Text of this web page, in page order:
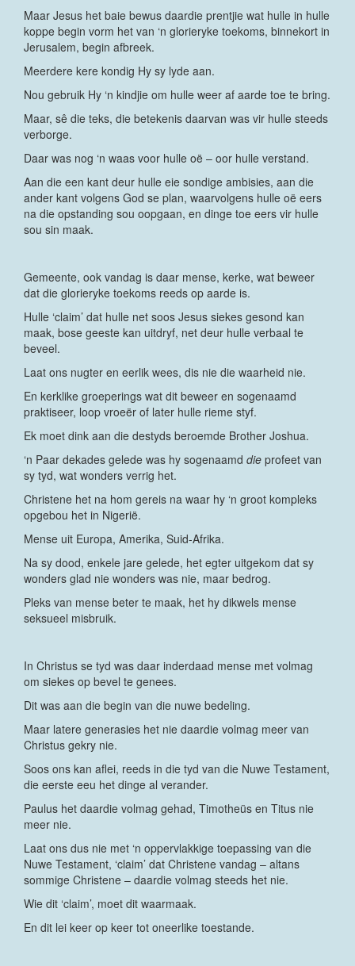
Maar Jesus het baie bewus daardie prentjie wat hulle in hulle
koppe begin vorm het van ‘n glorieryke toekoms, binnekort in
Jerusalem, begin afbreek.
Meerdere kere kondig Hy sy lyde aan.
Nou gebruik Hy ‘n kindjie om hulle weer af aarde toe te bring.
Maar, sê die teks, die betekenis daarvan was vir hulle steeds
verborge.
Daar was nog ‘n waas voor hulle oë – oor hulle verstand.
Aan die een kant deur hulle eie sondige ambisies, aan die
ander kant volgens God se plan, waarvolgens hulle oë eers
na die opstanding sou oopgaan, en dinge toe eers vir hulle
sou sin maak.
Gemeente, ook vandag is daar mense, kerke, wat beweer
dat die glorieryke toekoms reeds op aarde is.
Hulle ‘claim’ dat hulle net soos Jesus siekes gesond kan
maak, bose geeste kan uitdryf, net deur hulle verbaal te
beveel.
Laat ons nugter en eerlik wees, dis nie die waarheid nie.
En kerklike groeperings wat dit beweer en sogenaamd
praktiseer, loop vroeër of later hulle rieme styf.
Ek moet dink aan die destyds beroemde Brother Joshua.
‘n Paar dekades gelede was hy sogenaamd die profeet van
sy tyd, wat wonders verrig het.
Christene het na hom gereis na waar hy ‘n groot kompleks
opgebou het in Nigerië.
Mense uit Europa, Amerika, Suid-Afrika.
Na sy dood, enkele jare gelede, het egter uitgekom dat sy
wonders glad nie wonders was nie, maar bedrog.
Pleks van mense beter te maak, het hy dikwels mense
seksueel misbruik.
In Christus se tyd was daar inderdaad mense met volmag
om siekes op bevel te genees.
Dit was aan die begin van die nuwe bedeling.
Maar latere generasies het nie daardie volmag meer van
Christus gekry nie.
Soos ons kan aflei, reeds in die tyd van die Nuwe Testament,
die eerste eeu het dinge al verander.
Paulus het daardie volmag gehad, Timotheüs en Titus nie
meer nie.
Laat ons dus nie met ‘n oppervlakkige toepassing van die
Nuwe Testament, ‘claim’ dat Christene vandag – altans
sommige Christene – daardie volmag steeds het nie.
Wie dit ‘claim’, moet dit waarmaak.
En dit lei keer op keer tot oneerlike toestande.